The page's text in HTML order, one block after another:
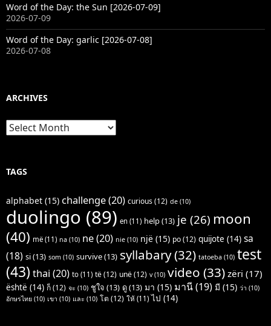
Word of the Day: the Sun [2026-07-09]
2026-07-09
Word of the Day: garlic [2026-07-08]
2026-07-08
ARCHIVES
Archives
TAGS
alphabet (15) challenge(20) curious(12) de (10)
duolingo (89) en (11) help(13) je (26) moon
(40) më (11) na (10) ne(20) nie (10) një (15) po(12) quijote (14) sa
(18) si(13) som (10) survive(13) syllabary(32) tatoeba (10) test
(43) thai (20) to (11) të(12) unë(12) v(10) video (33) zëri (17)
është (14) ก็(12) จะ (10) ชูใจ (13) ดู(13) มา (15) มานี(19) มี (15) ว่า (10)
อักษรไทย (10) เขา (10) และ (10) โต (12) ให้ (11) ไป (14)